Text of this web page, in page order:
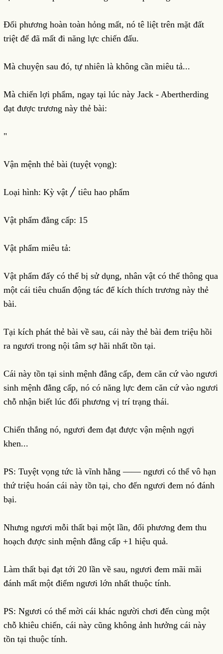
Đối phương hoàn toàn hỏng mất, nó tê liệt trên mặt đất
triệt để đã mất đi năng lực chiến đấu.
Mà chuyện sau đó, tự nhiên là không cần miêu tả...
Mà chiến lợi phẩm, ngay tại lúc này Jack - Abertherding
đạt được trương này thẻ bài:
"
Vận mệnh thẻ bài (tuyệt vọng):
Loại hình: Kỳ vật ╱ tiêu hao phẩm
Vật phẩm đẳng cấp: 15
Vật phẩm miêu tả:
Vật phẩm đấy có thể bị sử dụng, nhân vật có thể thông qua
một cái tiêu chuẩn động tác để kích thích trương này thẻ
bài.
Tại kích phát thẻ bài về sau, cái này thẻ bài đem triệu hồi
ra ngươi trong nội tâm sợ hãi nhất tồn tại.
Cái này tồn tại sinh mệnh đẳng cấp, đem căn cứ vào ngươi
sinh mệnh đẳng cấp, nó có năng lực đem căn cứ vào ngươi
chỗ nhận biết lúc đối phương vị trí trạng thái.
Chiến thắng nó, ngươi đem đạt được vận mệnh ngợi
khen...
PS: Tuyệt vọng tức là vĩnh hằng —— ngươi có thể vô hạn
thứ triệu hoán cái này tồn tại, cho đến ngươi đem nó đánh
bại.
Nhưng ngươi mỗi thất bại một lần, đối phương đem thu
hoạch được sinh mệnh đẳng cấp +1 hiệu quả.
Làm thất bại đạt tới 20 lần về sau, ngươi đem mãi mãi
đánh mất một điểm ngươi lớn nhất thuộc tính.
PS: Ngươi có thể mời cái khác người chơi đến cùng một
chỗ khiêu chiến, cái này cũng không ảnh hưởng cái này
tồn tại thuộc tính.